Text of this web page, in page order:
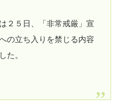
２５日、「非常戒厳」宣
の立ち入りを禁じる内容
た。